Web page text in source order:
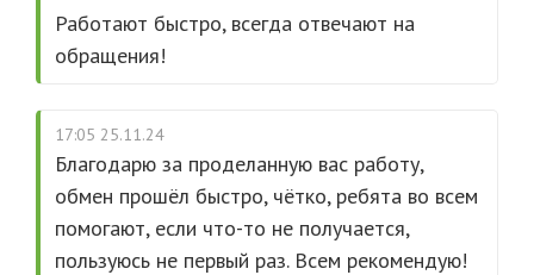
Работают быстро, всегда отвечают на
обращения!
17:05 25.11.24
Благодарю за проделанную вас работу,
обмен прошёл быстро, чётко, ребята во всем
помогают, если что-то не получается,
пользуюсь не первый раз. Всем рекомендую!